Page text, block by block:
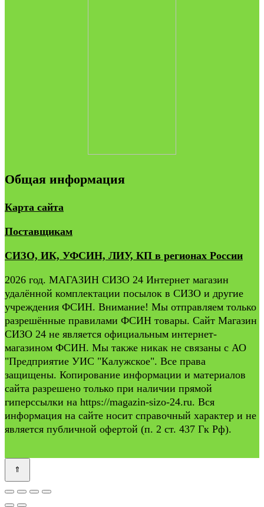
Общая информация
Карта сайта
Поставщикам
СИЗО, ИК, УФСИН, ЛИУ, КП в регионах России
2026 год. МАГАЗИН СИЗО 24 Интернет магазин
удалённой комплектации посылок в СИЗО и другие
учреждения ФСИН. Внимание! Мы отправляем только
разрешённые правилами ФСИН товары. Сайт Магазин
СИЗО 24 не является официальным интернет-
магазином ФСИН. Мы также никак не связаны с АО
"Предприятие УИС "Калужское". Все права
защищены. Копирование информации и материалов
сайта разрешено только при наличии прямой
гиперссылки на https://magazin-sizo-24.ru. Вся
информация на сайте носит справочный характер и не
является публичной офертой (п. 2 ст. 437 Гк Рф).